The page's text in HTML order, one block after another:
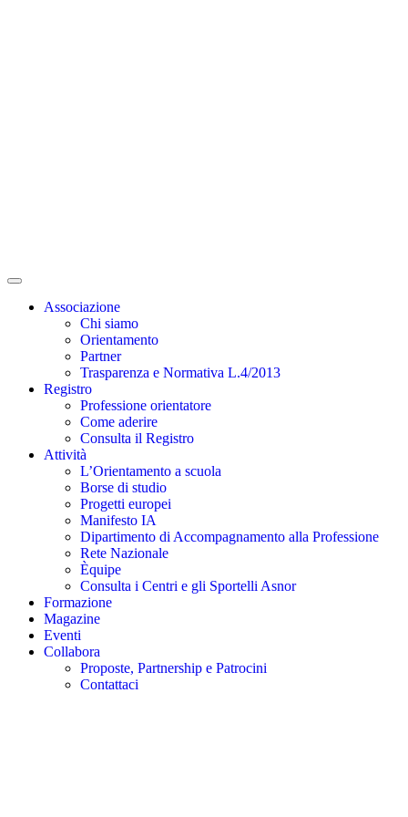
Associazione
Chi siamo
Orientamento
Partner
Trasparenza e Normativa L.4/2013
Registro
Professione orientatore
Come aderire
Consulta il Registro
Attività
L’Orientamento a scuola
Borse di studio
Progetti europei
Manifesto IA
Dipartimento di Accompagnamento alla Professione
Rete Nazionale
Èquipe
Consulta i Centri e gli Sportelli Asnor
Formazione
Magazine
Eventi
Collabora
Proposte, Partnership e Patrocini
Contattaci